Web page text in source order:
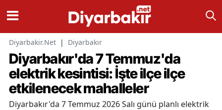
Diyarbakir.Net | Diyarbakır
Diyarbakır'da 7 Temmuz'da
elektrik kesintisi: İşte ilçe ilçe
etkilenecek mahalleler
Diyarbakır'da 7 Temmuz 2026 Salı günü planlı elektrik